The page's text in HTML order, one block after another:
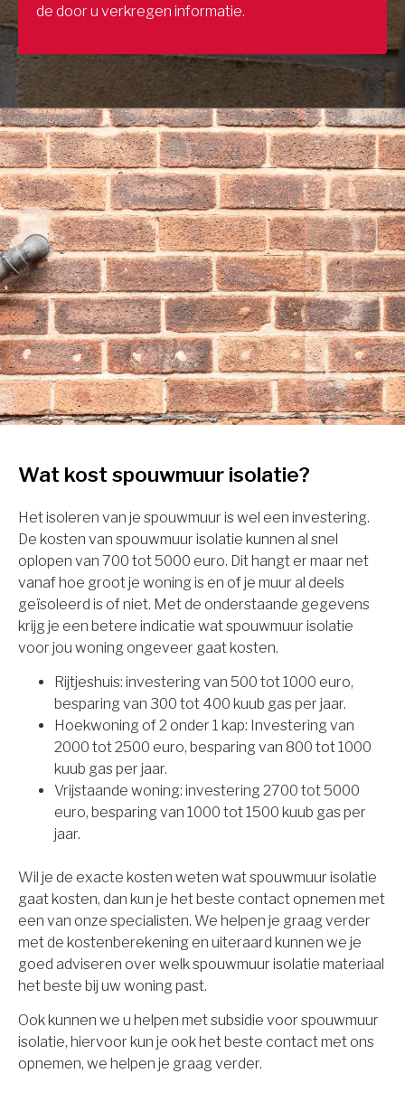
de door u verkregen informatie.
Wat kost spouwmuur isolatie?
Het isoleren van je spouwmuur is wel een investering.
De kosten van spouwmuur isolatie kunnen al snel
oplopen van 700 tot 5000 euro. Dit hangt er maar net
vanaf hoe groot je woning is en of je muur al deels
geïsoleerd is of niet. Met de onderstaande gegevens
krijg je een betere indicatie wat spouwmuur isolatie
voor jou woning ongeveer gaat kosten.
Rijtjeshuis: investering van 500 tot 1000 euro,
besparing van 300 tot 400 kuub gas per jaar.
Hoekwoning of 2 onder 1 kap: Investering van
2000 tot 2500 euro, besparing van 800 tot 1000
kuub gas per jaar.
Vrijstaande woning: investering 2700 tot 5000
euro, besparing van 1000 tot 1500 kuub gas per
jaar.
Wil je de exacte kosten weten wat spouwmuur isolatie
gaat kosten, dan kun je het beste contact opnemen met
een van onze specialisten. We helpen je graag verder
met de kostenberekening en uiteraard kunnen we je
goed adviseren over welk spouwmuur isolatie materiaal
het beste bij uw woning past.
Ook kunnen we u helpen met subsidie voor spouwmuur
isolatie, hiervoor kun je ook het beste contact met ons
opnemen, we helpen je graag verder.